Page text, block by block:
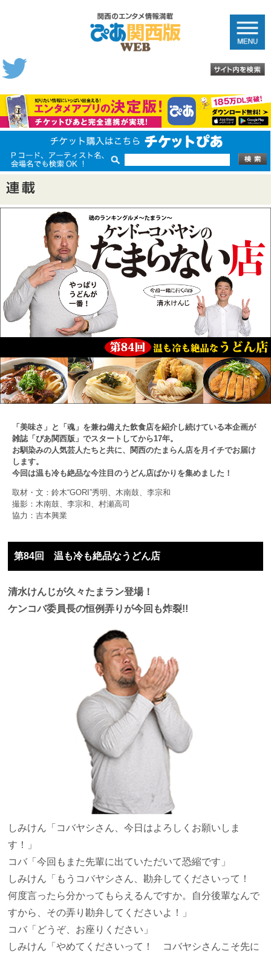
「美味さ」と「魂」を兼ね備えた飲食店を紹介し続けている本企画が
雑誌「ぴあ関西版」でスタートしてから17年。
お馴染みの人気芸人たちと共に、関西のたまらん店を月イチでお届け
します。
今回は温も冷も絶品な今注目のうどん店ばかりを集めました！
取材・文：鈴木“GORI”秀明、木南鼓、李宗和
撮影：木南鼓、李宗和、村瀬高司
協力：吉本興業
第84回 温も冷も絶品なうどん店
清水けんじが久々たまラン登場！
ケンコバ委員長の恒例弄りが今回も炸裂!!
しみけん 「コバヤシさん、今日はよろしくお願いしま
す！」
コバ 「今回もまた先輩に出ていただいて恐縮です」
しみけん 「もうコバヤシさん、勘弁してくださいって！
何度言ったら分かってもらえるんですか。自分後輩なんで
すから、その弄り勘弁してくださいよ！」
コバ 「どうぞ、お座りください」
しみけん 「やめてくださいって！ コバヤシさんこそ先に